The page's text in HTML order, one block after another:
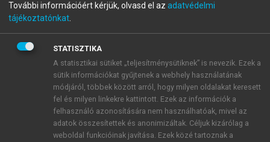
A regisztráció után apróbaidőszakautomatikusan
BELÉPÉS SAJÁT FIÓKKAL
ÚJ FIÓK LÉTREHOZÁSA
1 óra díjmentes hozzáférés
E-MAIL-CÍM
További információért kérjük, olvasd el az adatvédelmi
tájékoztatónkat
STATISZTIKA
A statisztikai sütiket „teljesítménysütiknek” is nevezik. Ezek a
sütik információkat gyűjtenek a webhely használatának
módjáról, többek között arról, hogy milyen oldalakat keresett
fel és milyen linkekre kattintott. Ezek az információk a
felhasználó azonosítására nem használhatóak, mivel az
adatok összesítettek és anonimizáltak. Céljuk kizárólag a
weboldal funkcióinak javítása. Ezek közé tartoznak a